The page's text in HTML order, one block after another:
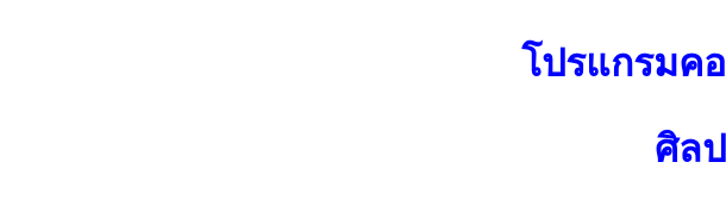
โปรแกรมค
ศิล